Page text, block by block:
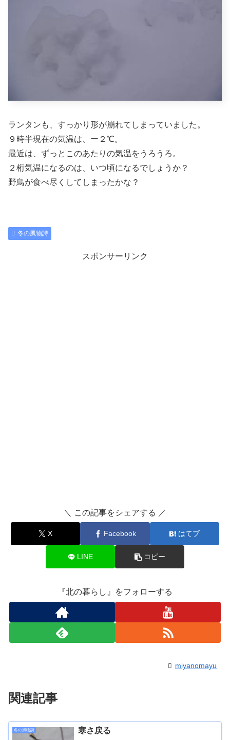
ランタンも、すっかり形が崩れてしまっていました。
９時半現在の気温は、ー２℃。
最近は、ずっとこのあたりの気温をうろうろ。
２桁気温になるのは、いつ頃になるでしょうか？
野鳥が食べ尽くしてしまったかな？
冬の風物詩
スポンサーリンク
＼ この記事をシェアする ／
X Facebook はてブ
LINE コピー
『北の暮らし』をフォローする
miyanomayu
関連記事
冬の風物詩 寒さ戻る